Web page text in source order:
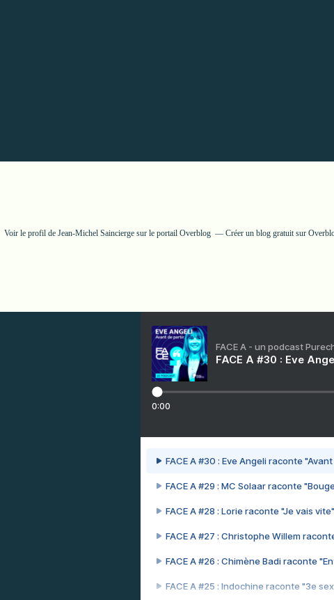
Voir le profil de Jean-Michel Sainciergesur le portail Overblog Créer un blog gratuit sur
FACE A - un podcast
FACE A #30 : Eve
0:00
FACE A #30 : Eve Angeli raconte
FACE A #29 : MC Solaar raconte
FACE A #28 : Lorie raconte "Je vais vite"
FACE A #27 : Christophe Willem
FACE A #26 : Chimène Badi raconte
FACE A #25 : Indochine raconte "3e